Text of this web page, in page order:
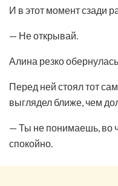
И в этот момент сзади
— Не открывай.
Алина резко
Перед ней стоял тот
выглядел ближе, чем
— Ты не понимаешь, во
спокойно.